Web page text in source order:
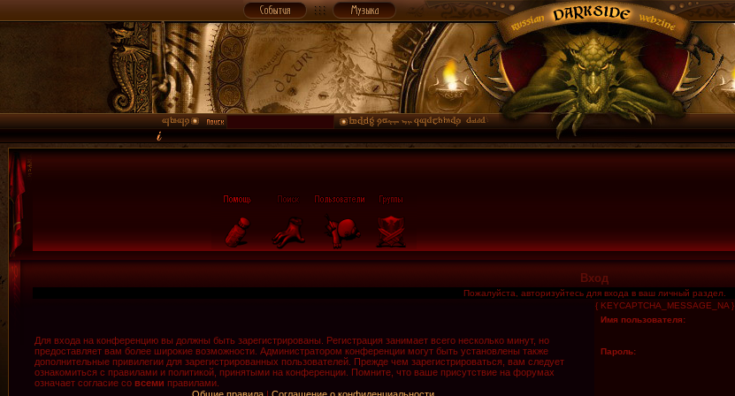
Вход
Пожалуйста, авторизуйтесь для входа в ваш личный раздел.
Для входа на конференцию вы должны быть зарегистрированы. Регистрация занимает всего несколько минут, но
предоставляет вам более широкие возможности. Администратором конференции могут быть установлены также
дополнительные привилегии для зарегистрированных пользователей. Прежде чем зарегистрироваться, вам следует
ознакомиться с правилами и политикой, принятыми на конференции. Помните, что ваше присутствие на форумах
означает согласие со всеми правилами.
{ KEYCAPTCHA_MESSAGE_NA }
Имя пользователя:
Пароль: